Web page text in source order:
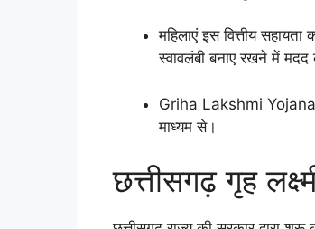
महिलाएं इस वित्तीय
स्वावलंबी बनाए रखने में मदद
Griha Lakshmi Yojana
माध्यम से।
छत्तीसगढ़ गृह